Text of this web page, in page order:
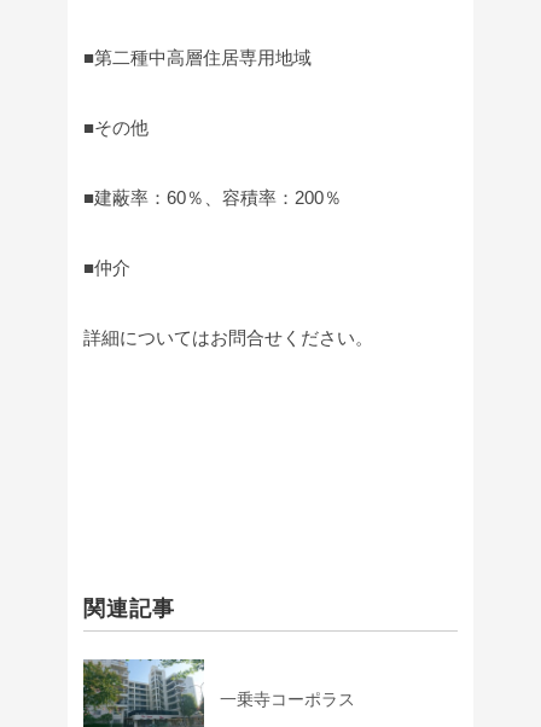
■第二種中高層住居専用地域
■その他
■建蔽率：60％、容積率：200％
■仲介
詳細についてはお問合せください。
関連記事
一乗寺コーポラス